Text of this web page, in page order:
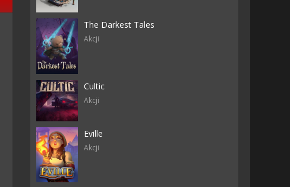
The Darkest Tales
Akcji
Cultic
Akcji
Eville
Akcji